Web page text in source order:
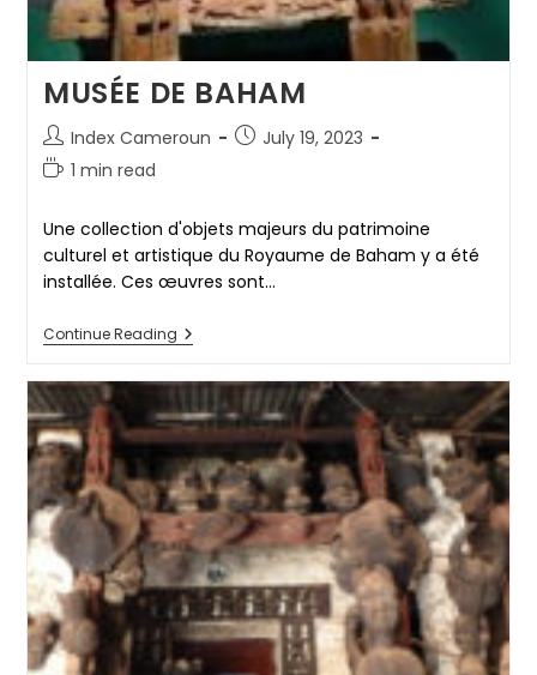
MUSÉE DE BAHAM
Post
author:
Index Cameroun
PostJuly 19, 2023
Reading
1 min read
Une collection d'objets majeurs du patrimoine
culturel et artistique du Royaume de Baham y a été
installée. Ces œuvres sont…
Continue ReadingMUSÉE
DE